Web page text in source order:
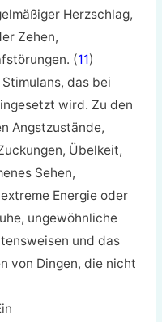
Herzschlag,
Zehen,
(11)
das bei
wird. Zu den
Angstzustände,
Übelkeit,
Sehen,
Energie oder
ungewöhnliche
und das
von Dingen, die nicht